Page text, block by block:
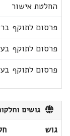
החלטת אישור
פרסום לתוקף
פרסום לתוקף
פרסום לתוקף
גושים
גוש